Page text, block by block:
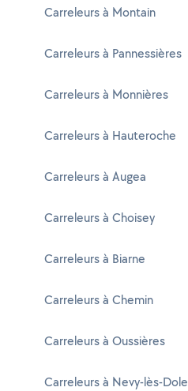
Carreleurs à Montain
Carreleurs à Pannessières
Carreleurs à Monnières
Carreleurs à Hauteroche
Carreleurs à Augea
Carreleurs à Choisey
Carreleurs à Biarne
Carreleurs à Chemin
Carreleurs à Oussières
Carreleurs à Nevy-lès-Dole